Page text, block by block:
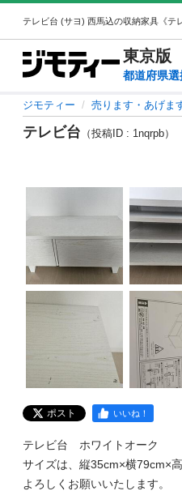
東京版
都道府県選
ジモティー 売ります・あげま
テレビ台 （投稿ID : 1nqrpb）
ポスト いいね！
テレビ台　ホワイトオーク
サイズは、縦35cm×横79cm×
よろしくお願いいたします。